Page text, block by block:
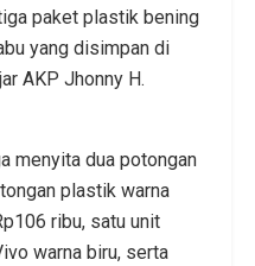
paket plastik bening
yang disimpan di
AKP Jhonny H.
menyita dua potongan
plastik warna
ribu, satu unit
warna biru, serta